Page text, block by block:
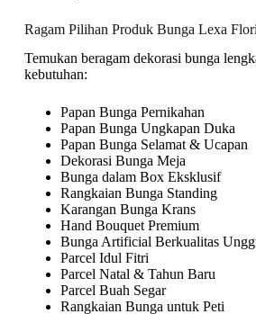
Ragam Pilihan Produk Bunga Lexa
Temukan beragam dekorasi bunga
kebutuhan:
Papan Bunga Pernikahan
Papan Bunga Ungkapan Duka
Papan Bunga Selamat & Ucapan
Dekorasi Bunga Meja
Bunga dalam Box Eksklusif
Rangkaian Bunga Standing
Karangan Bunga Krans
Hand Bouquet Premium
Bunga Artificial Berkualitas
Parcel Idul Fitri
Parcel Natal & Tahun Baru
Parcel Buah Segar
Rangkaian Bunga untuk Peti